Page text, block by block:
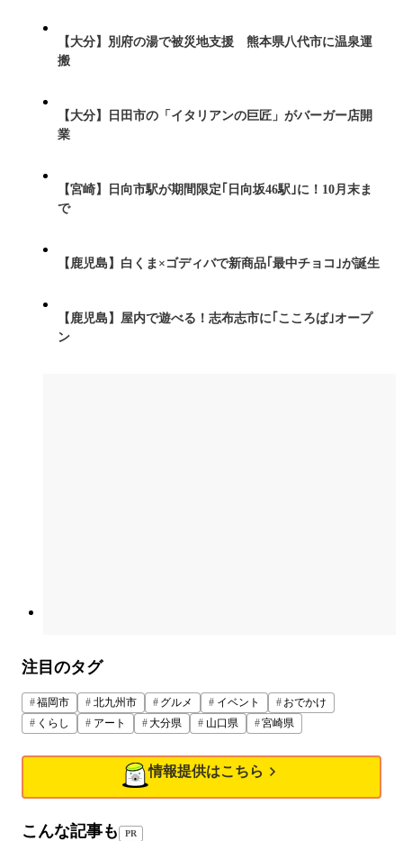
【大分】別府の湯で被災地支援 熊本県八代市に温泉運
搬
【大分】日田市の「イタリアンの巨匠」がバーガー店開
業
【宮崎】日向市駅が期間限定｢日向坂46駅｣に！10月末ま
で
【鹿児島】白くま×ゴディバで新商品｢最中チョコ｣が誕生
【鹿児島】屋内で遊べる！志布志市に｢こころば｣オープ
ン
注目のタグ
福岡市 北九州市 グルメ イベント
おでかけ
くらし
アート 大分県 山口県 宮崎県
情報提供はこちら
こんな記事も PR